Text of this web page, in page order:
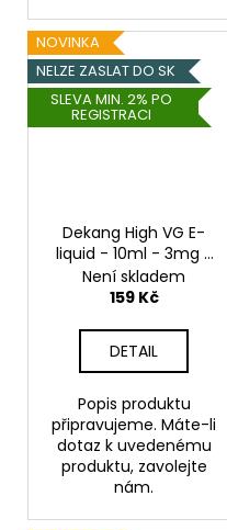
NOVINKA
NELZE ZASLAT DO SK
SLEVA MIN. 2% PO
REGISTRACI
Dekang High VG E-
liquid - 10ml - 3mg -
Strawberry Daquiri
(Jahodový koktejl)
Není skladem
159 Kč
DETAIL
Popis produktu
připravujeme. Máte-li
dotaz k uvedenému
produktu, zavolejte
nám.